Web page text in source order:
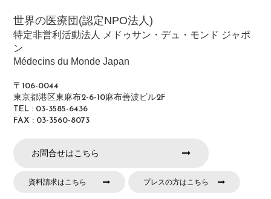
世界の医療団(認定NPO法人)
特定非営利活動法人 メドゥサン・デュ・モンド ジャポ
ン
Médecins du Monde Japan
〒106-0044
東京都港区東麻布2-6-10麻布善波ビル2F
TEL : 03-3585-6436
FAX : 03-3560-8073
お問合せはこちら
資料請求はこちら プレスの方はこちら